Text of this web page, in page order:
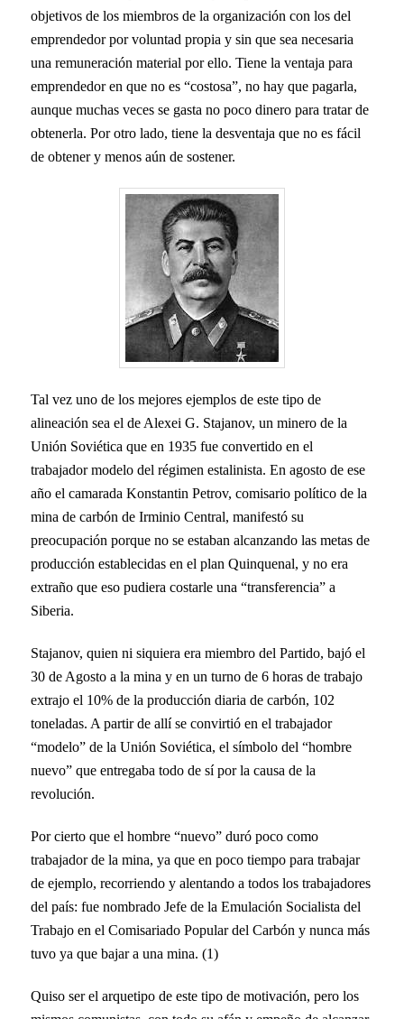
objetivos de los miembros de la organización con los del
emprendedor por voluntad propia y sin que sea necesaria
una remuneración material por ello. Tiene la ventaja para
emprendedor en que no es “costosa”, no hay que pagarla,
aunque muchas veces se gasta no poco dinero para tratar de
obtenerla. Por otro lado, tiene la desventaja que no es fácil
de obtener y menos aún de sostener.
Tal vez uno de los mejores ejemplos de este tipo de
alineación sea el de Alexei G. Stajanov, un minero de la
Unión Soviética que en 1935 fue convertido en el
trabajador modelo del régimen estalinista. En agosto de ese
año el camarada Konstantin Petrov, comisario político de la
mina de carbón de Irminio Central, manifestó su
preocupación porque no se estaban alcanzando las metas de
producción establecidas en el plan Quinquenal, y no era
extraño que eso pudiera costarle una “transferencia” a
Siberia.
Stajanov, quien ni siquiera era miembro del Partido, bajó el
30 de Agosto a la mina y en un turno de 6 horas de trabajo
extrajo el 10% de la producción diaria de carbón, 102
toneladas. A partir de allí se convirtió en el trabajador
“modelo” de la Unión Soviética, el símbolo del “hombre
nuevo” que entregaba todo de sí por la causa de la
revolución.
Por cierto que el hombre “nuevo” duró poco como
trabajador de la mina, ya que en poco tiempo para trabajar
de ejemplo, recorriendo y alentando a todos los trabajadores
del país: fue nombrado Jefe de la Emulación Socialista del
Trabajo en el Comisariado Popular del Carbón y nunca más
tuvo ya que bajar a una mina. (1)
Quiso ser el arquetipo de este tipo de motivación, pero los